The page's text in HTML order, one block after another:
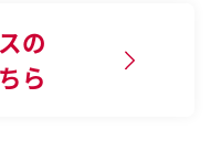
の
ら